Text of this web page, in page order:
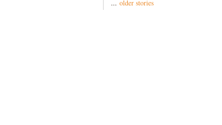
... older stories